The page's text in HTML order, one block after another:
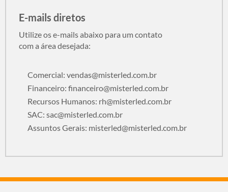
E-mails diretos
Utilize os e-mails abaixo para um contato
com a área desejada:
Comercial: vendas@misterled.com.br
Financeiro: financeiro@misterled.com.br
Recursos Humanos: rh@misterled.com.br
SAC: sac@misterled.com.br
Assuntos Gerais: misterled@misterled.com.br